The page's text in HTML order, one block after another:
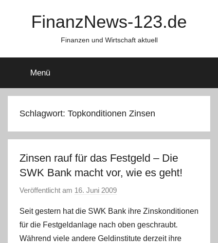
FinanzNews-123.de
Finanzen und Wirtschaft aktuell
Menü
Schlagwort: Topkonditionen Zinsen
Zinsen rauf für das Festgeld – Die
SWK Bank macht vor, wie es geht!
Veröffentlicht am 16. Juni 2009
n
Seit gestern hat die SWK Bank ihre Zinskonditionen
für die Festgeldanlage nach oben geschraubt.
Während viele andere Geldinstitute derzeit ihre